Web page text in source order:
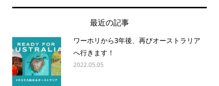
最近の記事
ワーホリから3年後、再びオーストラリア
へ行きます！
2022.05.05